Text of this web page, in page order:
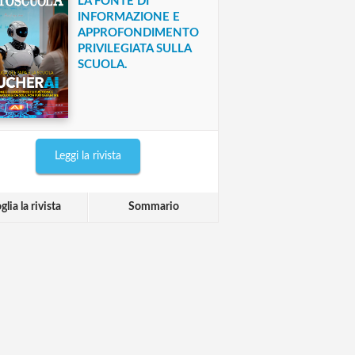
INFORMAZIONE E
APPROFONDIMENTO
PRIVILEGIATA SULLA
SCUOLA.
Leggi la rivista
la rivista Sommario